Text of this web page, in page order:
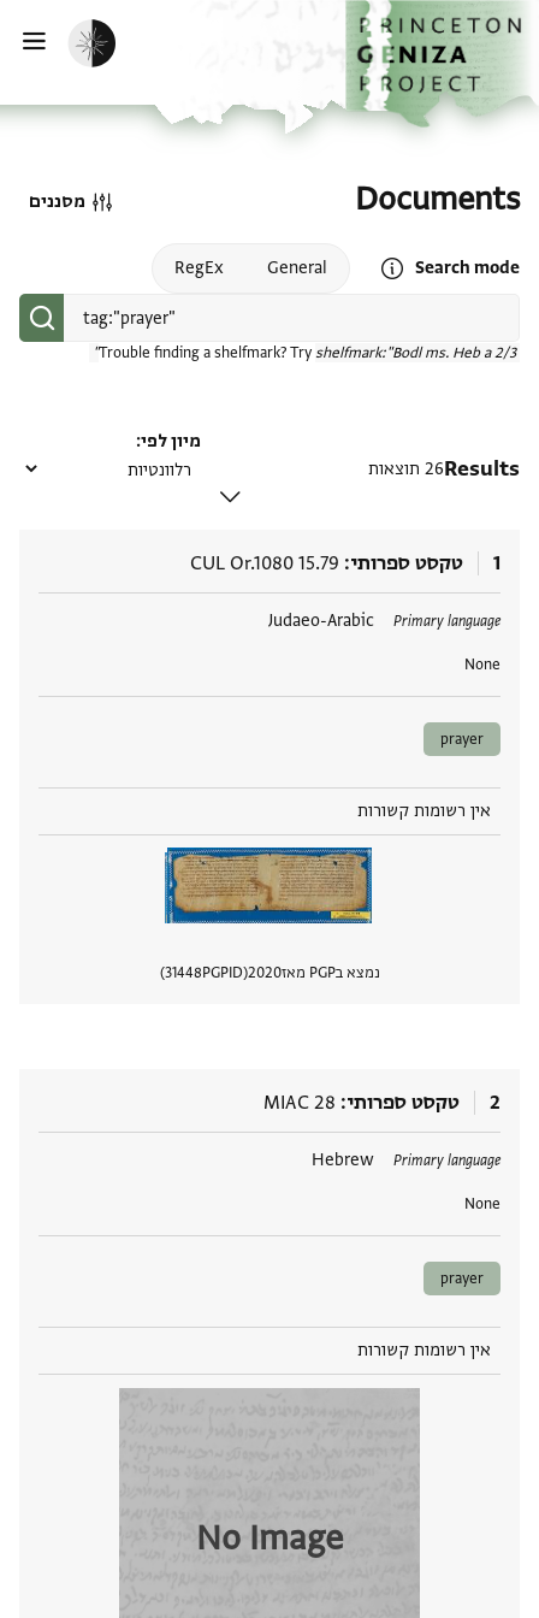
דילוג לתוכן
דף הבית
הפעלת מצב כהה
Documents
Search mode
Open search mode help
General
RegEx
Trouble finding a shelfmark? Try shelfmark:"Bodl ms. Heb a 2/3"
מסננים
Results26 תוצאות
מיון לפי
1 טקסט ספרותי CUL Or.1080 15.79
Primary language
Judaeo-Arabic
None
תגים
prayer
אין רשומות קשורות
נמצא בPGP מאז 2020
PGPID
31448
2 טקסט ספרותי MIAC 28
Primary language
Hebrew
None
תגים
prayer
אין רשומות קשורות
No Image